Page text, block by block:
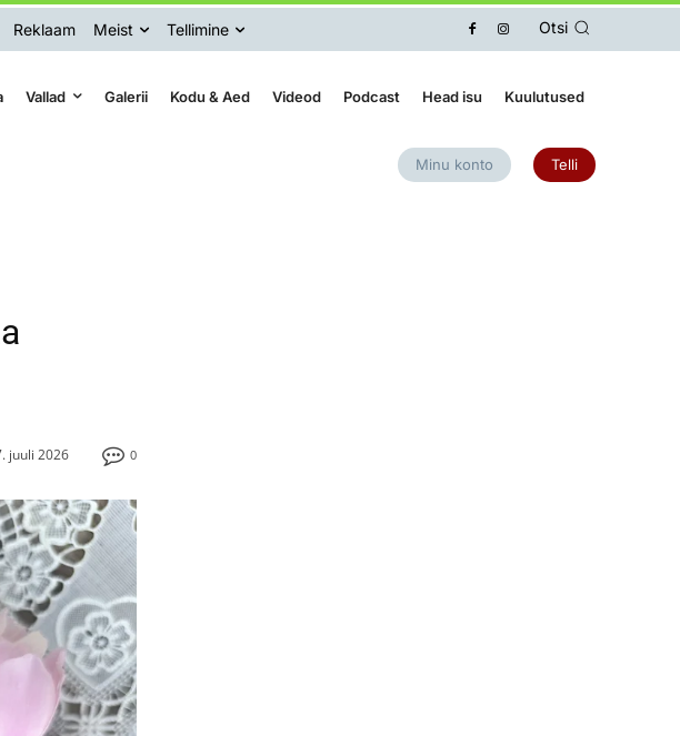
Reklaam Meist Tellimine Otsi
Vallad Galerii Kodu & Aed Videod Podcast Head isu Kuulutused
Minu konto Telli
0
juuli 2026